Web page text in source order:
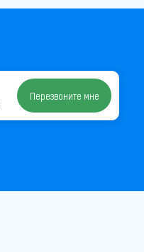
Перезвоните мне